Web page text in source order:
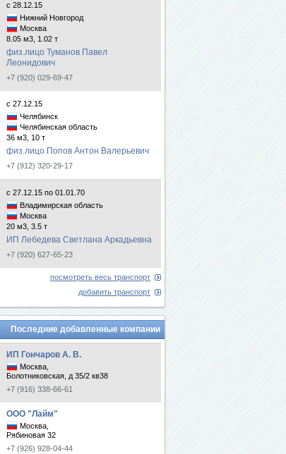
с 28.12.15
Нижний Новгород
Москва
8.05 м3, 1.02 т
физ.лицо Туманов Павел
Леонидович
+7 (920) 029-69-47
с 27.12.15
Челябинск
Челябинская область
36 м3, 10 т
физ.лицо Попов Антон Валерьевич
+7 (912) 320-29-17
с 27.12.15 по 01.01.70
Владимирская область
Москва
20 м3, 3.5 т
ИП Лебедева Светлана Аркадьевна
+7 (920) 627-65-23
посмотреть весь транспорт
добавить транспорт
Последние добавленные компании
ИП Гончаров А. В.
Москва,
Болотниковская, д 35/2 кв38
+7 (916) 338-66-61
ООО "Лайм"
Москва,
Рябиновая 32
+7 (926) 928-04-44